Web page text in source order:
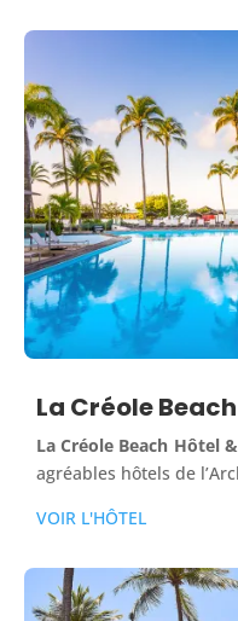
La Créole
La Créole Beach Hôtel
agréables hôtels de
VOIR L'HÔTEL